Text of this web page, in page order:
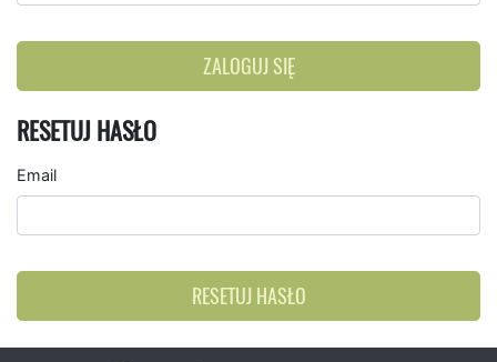
ZALOGUJ SIĘ
RESETUJ HASŁO
Email
RESETUJ HASŁO